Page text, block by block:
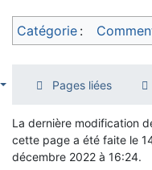
Catégorie :
Pages liées
La dernière modification
cette page a été faite le
décembre 2022 à 16:24.